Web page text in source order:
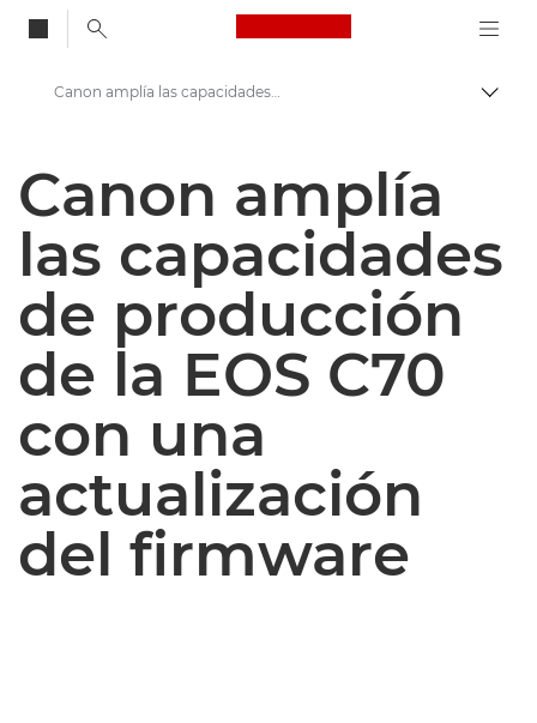
Canon Logo, back
Centro de prensa
Canon amplía las capacidades de producción de la EOS C70 con una actualización del firmware - Centro de prensa de Canon
Canon amplía
las capacidades
de producción
de la EOS C70
con una
actualización
del firmware